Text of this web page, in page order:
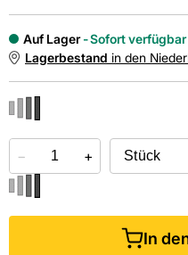
Auf Lager
Sofort verfügbar
Lagerbestand in den
Online kaufen &
− +
In